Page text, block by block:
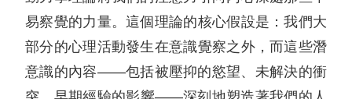
易察覺的力量。這個理論的核心假設是：我們大
部分的心理活動發生在意識覺察之外，而這些潛
意識的內容——包括被壓抑的慾望、未解決的衝